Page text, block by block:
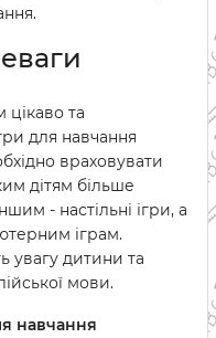
цікаво та
для навчання
враховувати
дітям більше
- настільні ігри, а
іграм.
увагу дитини та
мови.
навчання